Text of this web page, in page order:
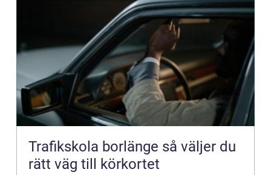
Trafikskola borlänge så väljer du
rätt väg till körkortet